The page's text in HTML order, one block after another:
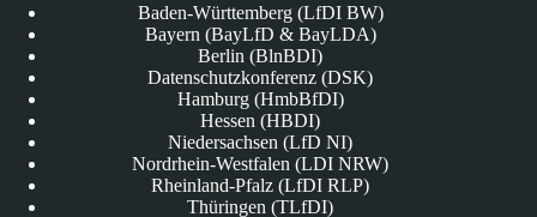
Baden-Württemberg (LfDI BW)
Bayern (BayLfD & BayLDA)
Berlin (BlnBDI)
Datenschutzkonferenz (DSK)
Hamburg (HmbBfDI)
Hessen (HBDI)
Niedersachsen (LfD NI)
Nordrhein-Westfalen (LDI NRW)
Rheinland-Pfalz (LfDI RLP)
Thüringen (TLfDI)